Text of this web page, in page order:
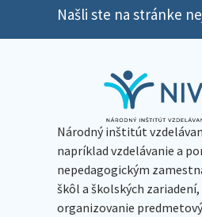
Našli ste na stránke
Národný inštitút
napríklad vzdelávanie a
nepedagogickým
škôl a školských
organizovanie